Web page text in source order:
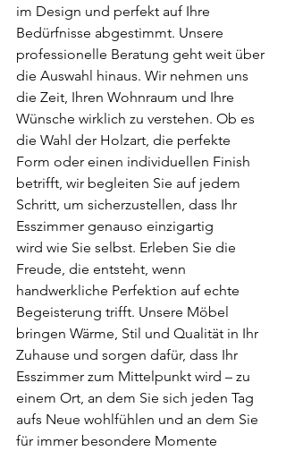
im Design und perfekt auf Ihre
Bedürfnisse abgestimmt. Unsere
professionelle Beratung geht weit über
die Auswahl hinaus. Wir nehmen uns
die Zeit, Ihren Wohnraum und Ihre
Wünsche wirklich zu verstehen. Ob es
die Wahl der Holzart, die perfekte
Form oder einen individuellen Finish
betrifft, wir begleiten Sie auf jedem
Schritt, um sicherzustellen, dass Ihr
Esszimmer genauso einzigartig
wird wie Sie selbst. Erleben Sie die
Freude, die entsteht, wenn
handwerkliche Perfektion auf echte
Begeisterung trifft. Unsere Möbel
bringen Wärme, Stil und Qualität in Ihr
Zuhause und sorgen dafür, dass Ihr
Esszimmer zum Mittelpunkt wird – zu
einem Ort, an dem Sie sich jeden Tag
aufs Neue wohlfühlen und an dem Sie
für immer besondere Momente